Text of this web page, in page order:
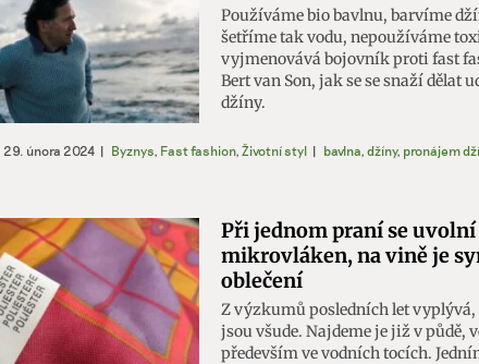
Používáme bio bavlnu, barvíme
šetříme tak vodu, nepoužíváme
vyjmenovává bojovník proti fast
Bert van Son, jak se se snaží dělat
džíny.
29. února 2024 | Byznys, Fast fashion, Životní styl | bavlna, džíny, pronájem
Při jednom praní se
mikrovláken, na vině je
oblečení
Z výzkumů posledních let
jsou všude. Najdeme je již v půdě,
především ve vodních tocích.